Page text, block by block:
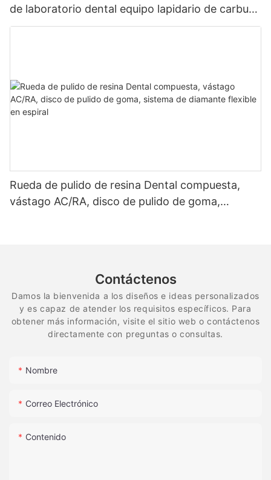
de laboratorio dental equipo lapidario de carburo
de tungsteno dental
Rueda de pulido de resina Dental compuesta,
vástago AC/RA, disco de pulido de goma,
Contáctenos
Damos la bienvenida a los diseños e ideas personalizados
y es capaz de atender los requisitos específicos. Para
obtener más información, visite el sitio web o contáctenos
directamente con preguntas o consultas.
Nombre
Correo Electrónico
Contenido